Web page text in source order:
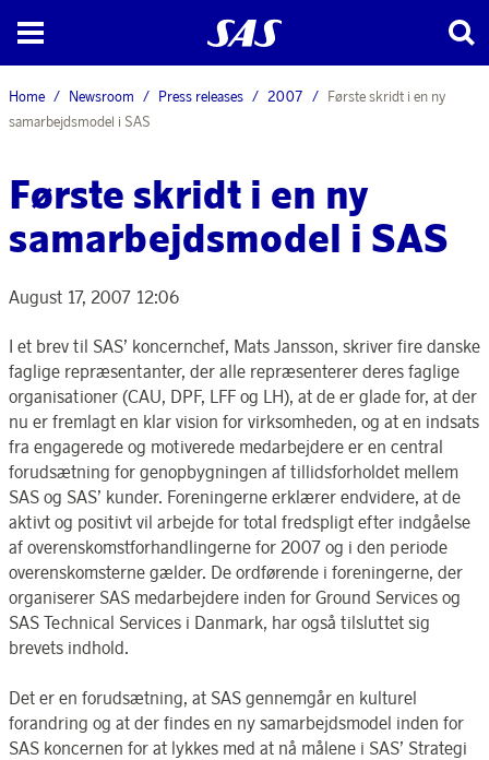
Home Newsroom Press releases 2007
Første skridt i en ny
samarbejdsmodel i SAS
Første skridt i en ny
samarbejdsmodel i SAS
August 17, 2007 12:06
I et brev til SAS’ koncernchef, Mats Jansson, skriver fire danske
faglige repræsentanter, der alle repræsenterer deres faglige
organisationer (CAU, DPF, LFF og LH), at de er glade for, at der
nu er fremlagt en klar vision for virksomheden, og at en indsats
fra engagerede og motiverede medarbejdere er en central
forudsætning for genopbygningen af tillidsforholdet mellem
SAS og SAS’ kunder. Foreningerne erklærer endvidere, at de
aktivt og positivt vil arbejde for total fredspligt efter indgåelse
af overenskomstforhandlingerne for 2007 og i den periode
overenskomsterne gælder. De ordførende i foreningerne, der
organiserer SAS medarbejdere inden for Ground Services og
SAS Technical Services i Danmark, har også tilsluttet sig
brevets indhold.
Det er en forudsætning, at SAS gennemgår en kulturel
forandring og at der findes en ny samarbejdsmodel inden for
SAS koncernen for at lykkes med at nå målene i SAS’ Strategi